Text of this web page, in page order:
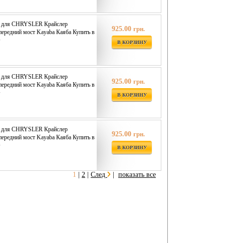
CHRYSLER Крайслер
мост Kayaba Каяба Купить в
925.00 грн.
В КОРЗИНУ
CHRYSLER Крайслер
мост Kayaba Каяба Купить в
925.00 грн.
В КОРЗИНУ
CHRYSLER Крайслер
мост Kayaba Каяба Купить в
925.00 грн.
В КОРЗИНУ
1 2 След показать все